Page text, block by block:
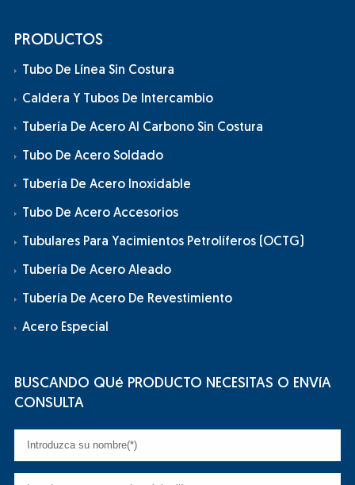
PRODUCTOS
Tubo De Línea Sin Costura
Caldera Y Tubos De Intercambio
Tubería De Acero Al Carbono Sin Costura
Tubo De Acero Soldado
Tubería De Acero Inoxidable
Tubo De Acero Accesorios
Tubulares Para Yacimientos Petrolíferos (OCTG)
Tubería De Acero Aleado
Tubería De Acero De Revestimiento
Acero Especial
BUSCANDO QUé PRODUCTO NECESITAS O ENVíA
CONSULTA